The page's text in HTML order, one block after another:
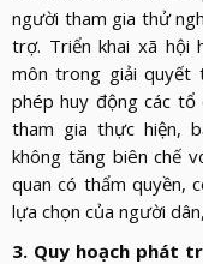
người tham gia thử
trợ. Triển khai xã hội
môn trong giải quyết
phép huy động các
tham gia thực hiện,
không tăng biên chế
quan có thẩm quyền,
lựa chọn của người
3. Quy hoạch phát